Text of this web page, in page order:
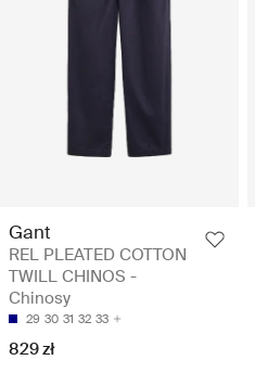
Gant
REL PLEATED COTTON
TWILL CHINOS -
Chinosy
29 30 31 32 33
829 zł